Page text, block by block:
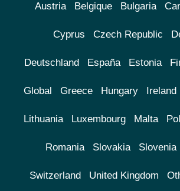
Austria Belgique Bulgaria
Cyprus Czech Republic
Deutschland España Estonia
Global Greece Hungary Ireland
Lithuania Luxembourg Malta
Romania Slovakia Slovenia
Switzerland United Kingdom